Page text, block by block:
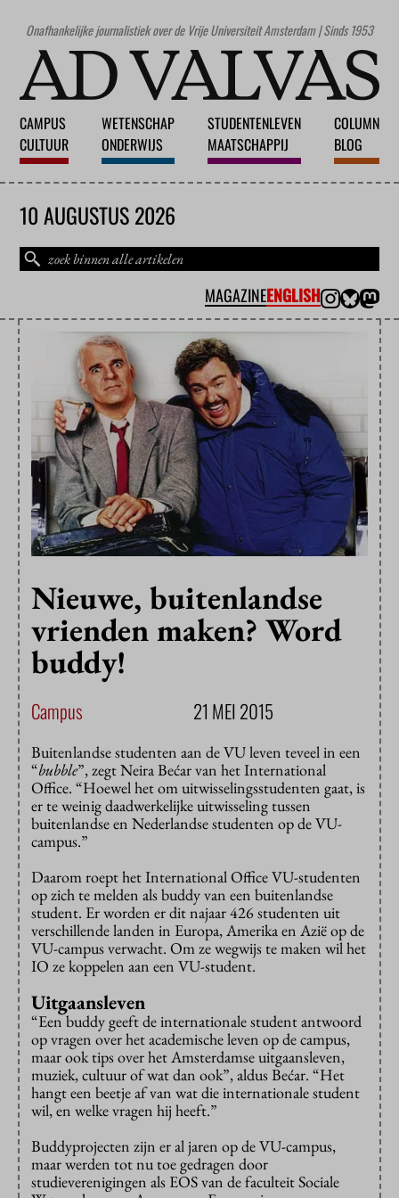
Onafhankelijke journalistiek over de Vrije Universiteit Amsterdam | Sinds 1953
CAMPUS
CULTUUR
WETENSCHAP
ONDERWIJS
STUDENTENLEVEN
MAATSCHAPPIJ
COLUMN
BLOG
10 AUGUSTUS 2026
MAGAZINEENGLISH
Nieuwe, buitenlandse
vrienden maken? Word
buddy!
Campus 21 MEI 2015
Buitenlandse studenten aan de VU leven teveel in een
“bubble”, zegt Neira Bećar van het International
Office. “Hoewel het om uitwisselingsstudenten gaat, is
er te weinig daadwerkelijke uitwisseling tussen
buitenlandse en Nederlandse studenten op de VU-
campus.”
Daarom roept het International Office VU-studenten
op zich te melden als buddy van een buitenlandse
student. Er worden er dit najaar 426 studenten uit
verschillende landen in Europa, Amerika en Azië op de
VU-campus verwacht. Om ze wegwijs te maken wil het
IO ze koppelen aan een VU-student.
Uitgaansleven
“Een buddy geeft de internationale student antwoord
op vragen over het academische leven op de campus,
maar ook tips over het Amsterdamse uitgaansleven,
muziek, cultuur of wat dan ook”, aldus Bećar. “Het
hangt een beetje af van wat die internationale student
wil, en welke vragen hij heeft.”
Buddyprojecten zijn er al jaren op de VU-campus,
maar werden tot nu toe gedragen door
studieverenigingen als EOS van de faculteit Sociale